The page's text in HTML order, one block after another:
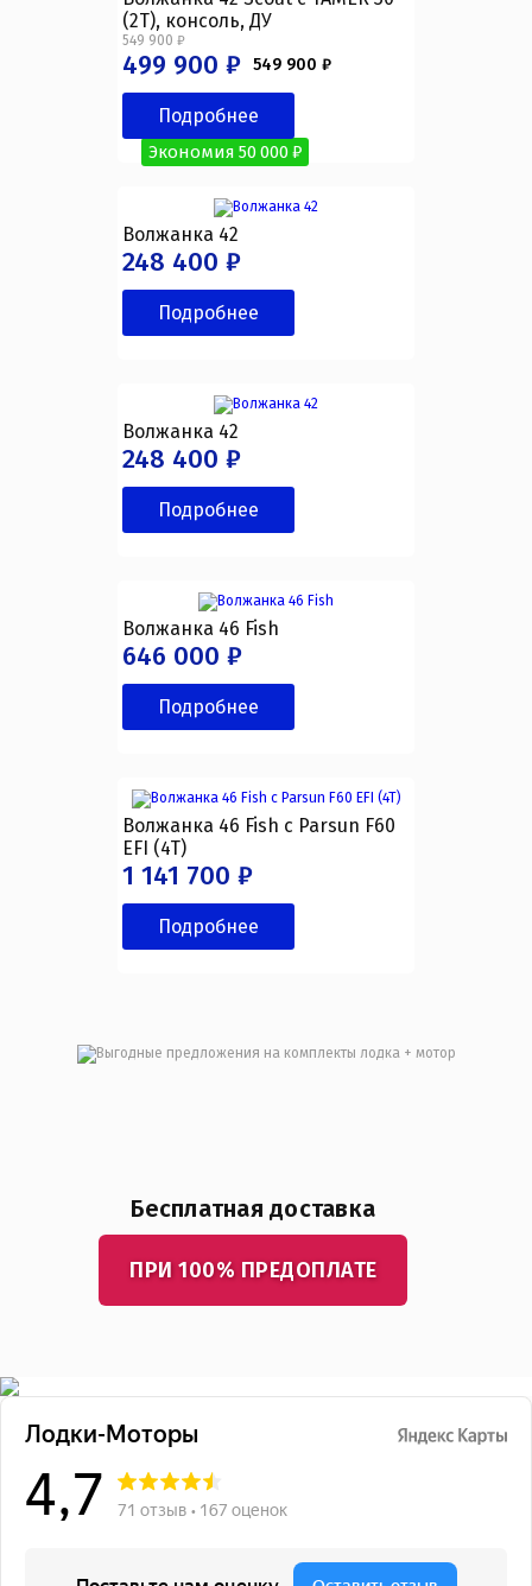
(2T), консоль, ДУ
549 900 ₽
549 900 ₽
499 900 ₽
Экономия 50 000 ₽
Подробнее
Волжанка 42
248 400 ₽
Подробнее
Волжанка 42
248 400 ₽
Подробнее
Волжанка 46 Fish
646 000 ₽
Подробнее
Волжанка 46 Fish с Parsun F60
EFI (4T)
1 141 700 ₽
Подробнее
Бесплатная доставка
ПРИ 100% ПРЕДОПЛАТЕ